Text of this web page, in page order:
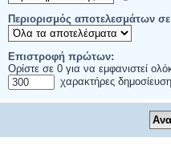
Περιορισμός αποτελεσμάτων
Επιστροφή πρώτων:
Ορίστε σε 0 για να εμφανιστεί
χαρακτήρες